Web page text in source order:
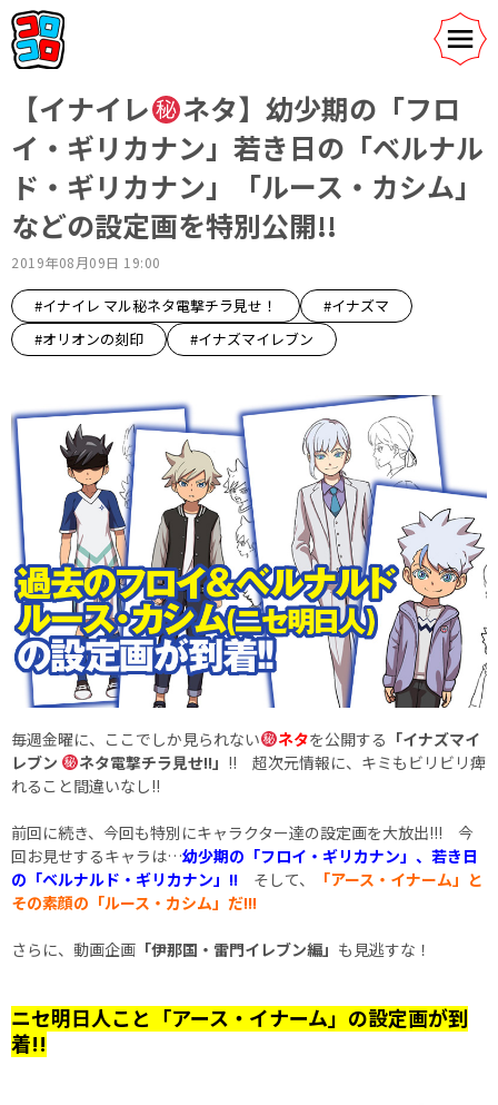
【イナイレ
ネタ】幼少期の「フロ
イ・ギリカナン」若き日の「ベルナル
ド・ギリカナン」「ルース・カシム」
などの設定画を特別公開!!
2019年08月09日 19:00
#イナイレ マル秘ネタ電撃チラ見せ！
#イナズマ
#オリオンの刻印
#イナズマイレブン
毎週金曜に、ここでしか見られない ネタを公開する 「イナズマイ
レブン
ネタ電撃チラ見せ!!」 !! 超次元情報に、キミもビリビリ痺
れること間違いなし!!
前回に続き、今回も特別にキャラクター達の設定画を大放出!!! 今
回お見せするキャラは…幼少期の 「フロイ・ギリカナン」、若き日
の「ベルナルド・ギリカナン」!! そして、
「アース・イナーム」と
その素顔の「ルース・カシム」だ!!!
さらに、動画企画 「伊那国・雷門イレブン編」 も見逃すな！
ニセ明日人こと「アース・イナーム」の設定画が到
着!!